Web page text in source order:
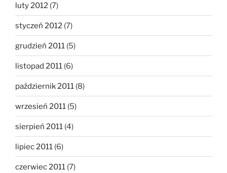
luty 2012 (7)
styczeń 2012 (7)
grudzień 2011 (5)
listopad 2011 (6)
październik 2011 (8)
wrzesień 2011 (5)
sierpień 2011 (4)
lipiec 2011 (6)
czerwiec 2011 (7)